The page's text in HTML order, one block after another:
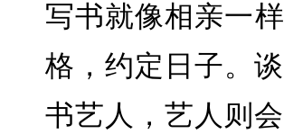
写书就像相亲一
格，约定日子。
书艺人，艺人则